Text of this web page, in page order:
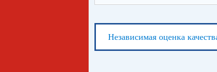
Независимая оценка